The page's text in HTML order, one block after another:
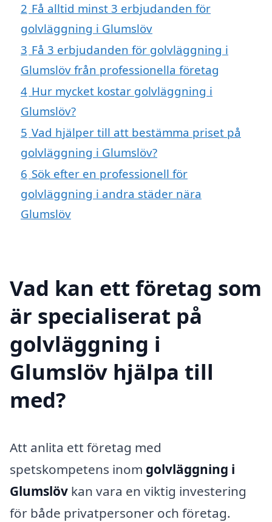
2 Få alltid minst 3 erbjudanden för
golvläggning i Glumslöv
3 Få 3 erbjudanden för golvläggning i
Glumslöv från professionella företag
4 Hur mycket kostar golvläggning i
Glumslöv?
5 Vad hjälper till att bestämma priset på
golvläggning i Glumslöv?
6 Sök efter en professionell för
golvläggning i andra städer nära
Glumslöv
Vad kan ett företag som
är specialiserat på
golvläggning i
Glumslöv hjälpa till
med?
Att anlita ett företag med
spetskompetens inom golvläggning i
Glumslöv kan vara en viktig investering
för både privatpersoner och företag.